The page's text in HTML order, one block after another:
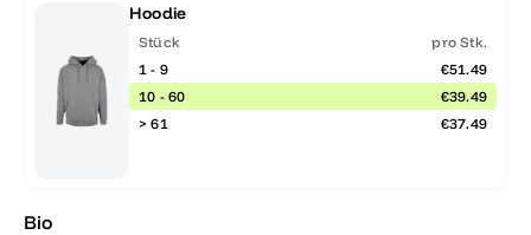
Hoodie
Stück
pro Stk.
1 - 9
€51.49
10 - 60
€39.49
> 61
€37.49
Bio